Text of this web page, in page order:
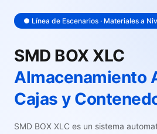
● Línea de Escenarios · Materiales a
SMD BOX XLC
Almacenamiento
Cajas y
SMD BOX XLC es un sistema